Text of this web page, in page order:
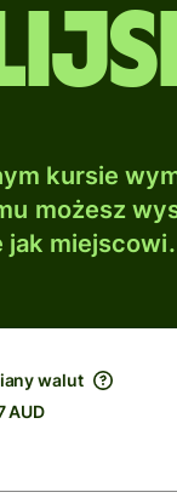
kursie
możesz
jak miejscowi.
walut
AUD